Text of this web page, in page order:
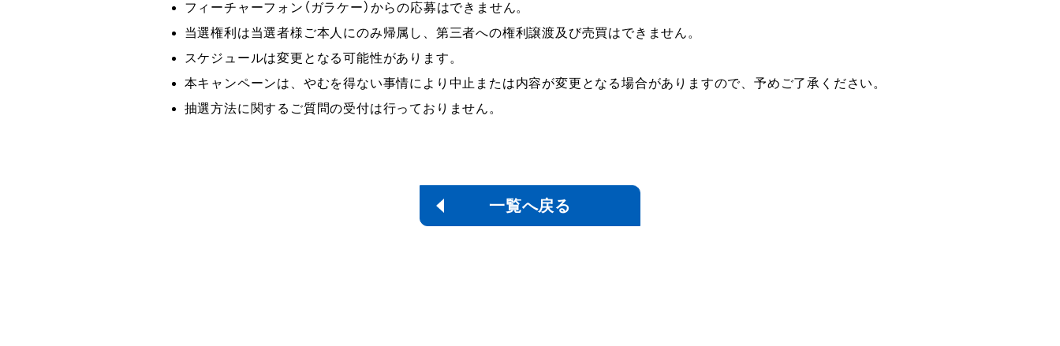
フィーチャーフォン（ガラケー）からの応募はできません。
当選権利は当選者様ご本人にのみ帰属し、第三者への権利譲渡及び売買はできません。
スケジュールは変更となる可能性があります。
本キャンペーンは、やむを得ない事情により中止または内容が変更となる場合がありますので、予めご了承ください。
抽選方法に関するご質問の受付は行っておりません。
一覧へ戻る